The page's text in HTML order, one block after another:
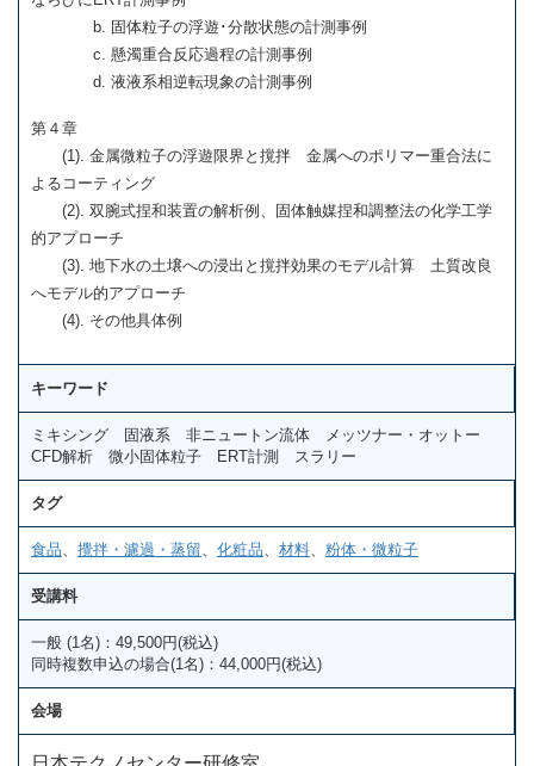
b. 固体粒子の浮遊･分散状態の計測事例
c. 懸濁重合反応過程の計測事例
d. 液液系相逆転現象の計測事例
第４章
(1). 金属微粒子の浮遊限界と撹拌 金属へのポリマー重合法に
よるコーティング
(2). 双腕式捏和装置の解析例、固体触媒捏和調整法の化学工学
的アプローチ
(3). 地下水の土壌への浸出と撹拌効果のモデル計算 土質改良
へモデル的アプローチ
(4). その他具体例
キーワード
ミキシング 固液系 非ニュートン流体 メッツナー・オットー
CFD解析 微小固体粒子 ERT計測 スラリー
タグ
食品 攪拌・濾過・蒸留 化粧品 材料 粉体・微粒子
受講料
一般 (1名)：49,500円(税込)
同時複数申込の場合(1名)：44,000円(税込)
会場